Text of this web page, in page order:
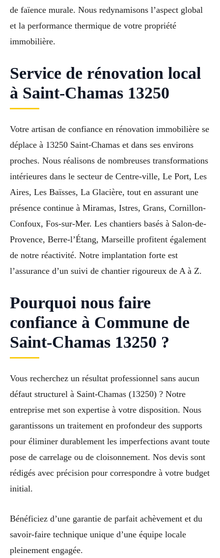
de faïence murale. Nous redynamisons l’aspect global
et la performance thermique de votre propriété
immobilière.
Service de rénovation local
à Saint-Chamas 13250
Votre artisan de confiance en rénovation immobilière se
déplace à 13250 Saint-Chamas et dans ses environs
proches. Nous réalisons de nombreuses transformations
intérieures dans le secteur de Centre-ville, Le Port, Les
Aires, Les Baïsses, La Glacière, tout en assurant une
présence continue à Miramas, Istres, Grans, Cornillon-
Confoux, Fos-sur-Mer. Les chantiers basés à Salon-de-
Provence, Berre-l’Étang, Marseille profitent également
de notre réactivité. Notre implantation forte est
l’assurance d’un suivi de chantier rigoureux de A à Z.
Pourquoi nous faire
confiance à Commune de
Saint-Chamas 13250 ?
Vous recherchez un résultat professionnel sans aucun
défaut structurel à Saint-Chamas (13250) ? Notre
entreprise met son expertise à votre disposition. Nous
garantissons un traitement en profondeur des supports
pour éliminer durablement les imperfections avant toute
pose de carrelage ou de cloisonnement. Nos devis sont
rédigés avec précision pour correspondre à votre budget
initial.
Bénéficiez d’une garantie de parfait achèvement et du
savoir-faire technique unique d’une équipe locale
pleinement engagée.